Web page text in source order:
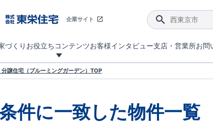
企業サイト
づくり お役立ちコンテンツお客様インタビュー支店・営業所お問
譲住宅（ブルーミングガーデン）TOP
件に一致した物件一覧